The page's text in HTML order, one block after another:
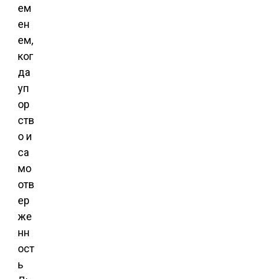
ем
ен
ем,
ког
да
уп
ор
ств
о и
са
мо
отв
ер
же
нн
ост
ь